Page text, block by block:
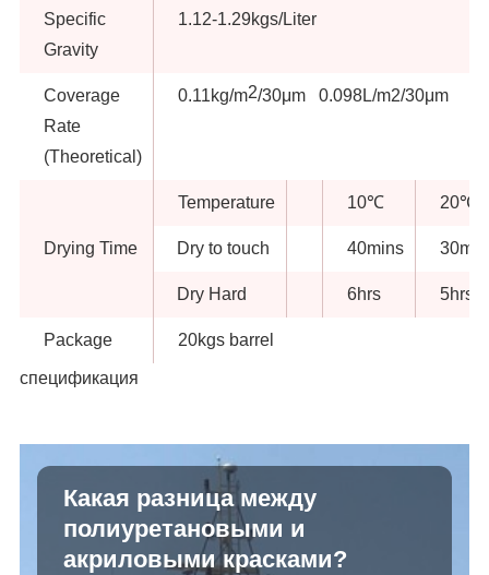
Specific
Gravity
1.12-1.29kgs/Liter
Coverage
Rate
(Theoretical)
0.11kg/m2/30μm 0.098L/m2/30μm
Drying Time
Temperature 10℃ 20℃
Dry to touch 40mins
Dry Hard 6hrs 5hrs
Package 20kgs barrel
спецификация
Какая разница между
полиуретановыми и
акриловыми красками?